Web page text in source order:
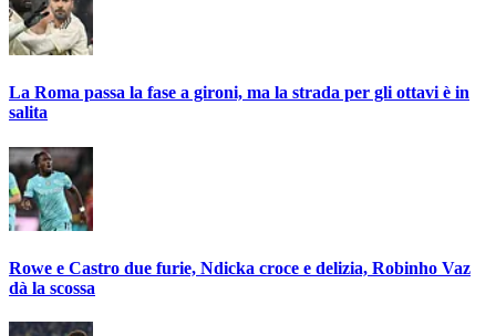
La Roma passa la fase a gironi, ma la strada per gli ottavi è in
salita
Rowe e Castro due furie, Ndicka croce e delizia, Robinho Vaz
dà la scossa